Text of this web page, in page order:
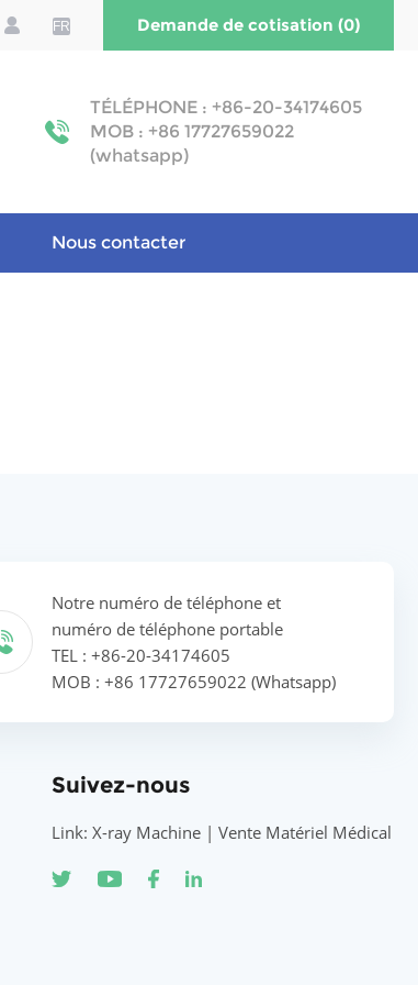
FR Demande de cotisation (0)
TÉLÉPHONE : +86-20-34174605
MOB : +86 17727659022
(whatsapp)
Nous contacter
Notre numéro de téléphone et
numéro de téléphone portable
TEL : +86-20-34174605
MOB : +86 17727659022 (Whatsapp)
Suivez-nous
Link: X-ray Machine | Vente Matériel Médical